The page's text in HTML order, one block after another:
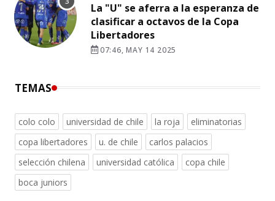
La "U" se aferra a la esperanza de
clasificar a octavos de la Copa
Libertadores
07:46, MAY 14 2025
TEMAS
colo colo universidad de chile la roja
eliminatorias
copa libertadores
u. de chile
carlos palacios
selección chilena
universidad católica
copa chile
boca juniors